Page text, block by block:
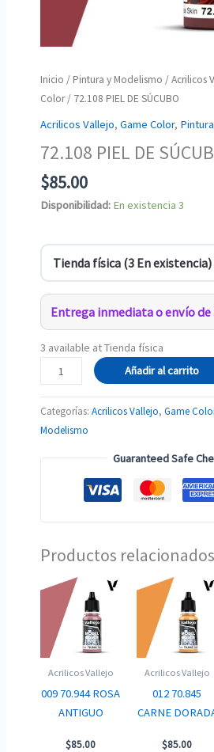
Inicio / Pintura y Modelismo /Acrilicos
Color/ 72.108 PIEL DE SÚCUBO
Acrilicos Vallejo,Game Color,
72.108 PIEL DE
$85.00
Disponibilidad: En existencia 3
Entrega inmediata o envío de
3 available at Tienda física
72.108
PIEL
SÚCUBO
Añadir al carrito
Categorías:Acrilicos Vallejo,Game
Modelismo
Guaranteed Safe
Productos relacionados
Acrilicos Vallejo
009 70.944 ROSA
ANTIGUO
$85.00
Acrilicos Vallejo
012 70.845
CARNE
$85.00